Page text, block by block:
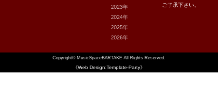
2023年
2024年
2025年
2026年
ご了承下さい。
Copyright© MusicSpaceBARTAKE All Rights Reserved.
《Web Design:Template-Party》